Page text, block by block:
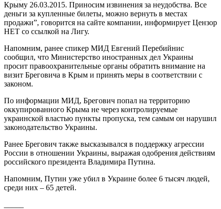
Крыму 26.03.2015. Приносим извинения за неудобства. Все
деньги за купленные билеты, можно вернуть в местах
продажи”, говорится на сайте компании, информирует Цензор
НЕТ со ссылкой на Лигу.
Напомним, ранее спикер МИД Евгений Перебийнис
сообщил, что Министерство иностранных дел Украины
просит правоохранительные органы обратить внимание на
визит Бреговича в Крым и принять меры в соответствии с
законом.
По информации МИД, Брегович попал на территорию
оккупированного Крыма не через контролируемые
украинской властью пункты пропуска, тем самым он нарушил
законодательство Украины.
Ранее Брегович также высказывался в поддержку агрессии
России в отношении Украины, выражая одобрения действиям
российского президента Владимира Путина.
Напомним, Путин уже убил в Украине более 6 тысяч людей,
среди них – 65 детей.